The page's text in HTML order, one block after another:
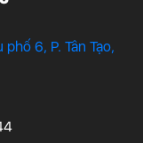
6, P. Tân Tạo,